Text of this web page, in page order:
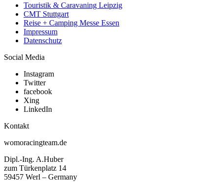
Touristik & Caravaning Leipzig
CMT Stuttgart
Reise + Camping Messe Essen
Impressum
Datenschutz
Social Media
Instagram
Twitter
facebook
Xing
LinkedIn
Kontakt
womoracingteam.de
Dipl.-Ing. A.Huber
zum Türkenplatz 14
59457 Werl – Germany